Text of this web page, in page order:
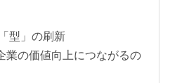
型」の刷新
業の価値向上につながるの